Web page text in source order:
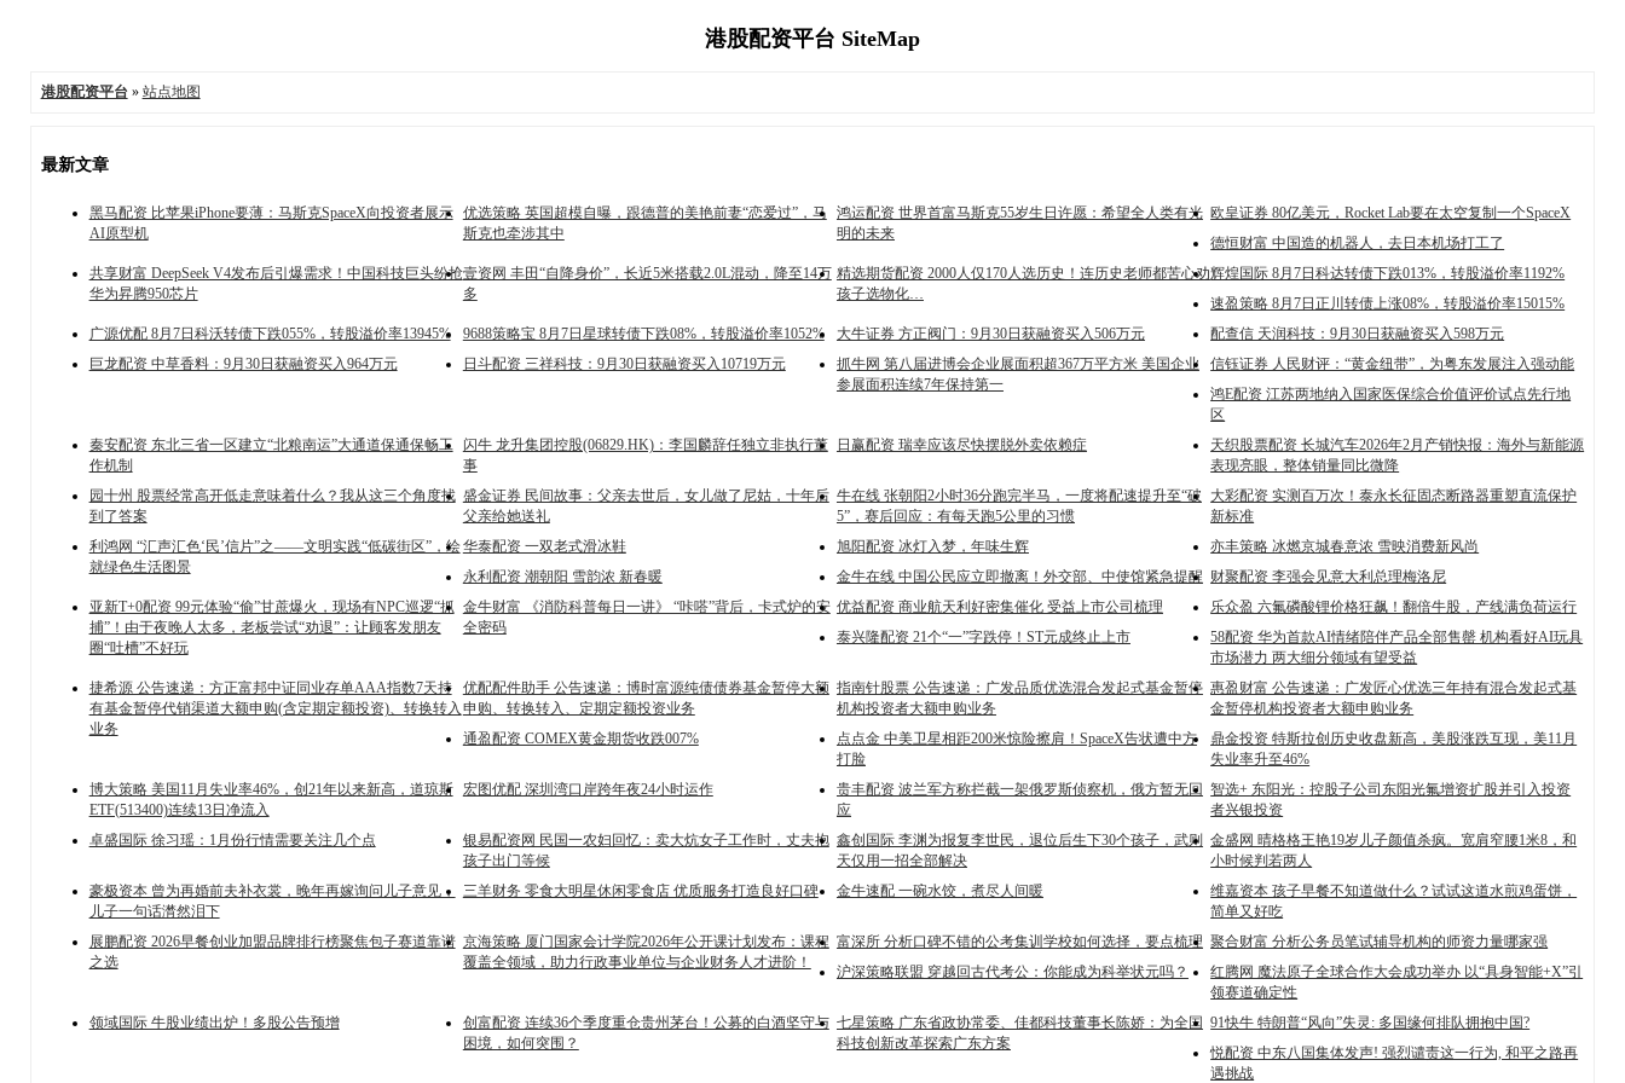
港股配资平台 SiteMap
港股配资平台» 站点地图
最新文章
黑马配资 比苹果iPhone要薄：马斯克SpaceX向投资者展示
AI原型机
优选策略 英国超模自曝，跟德普的美艳前妻“恋爱过”，马
斯克也牵涉其中
鸿运配资 世界首富马斯克55岁生日许愿：希望全人类有光
明的未来
欧皇证券 80亿美元，Rocket Lab要在太空复制一个SpaceX
德恒财富 中国造的机器人，去日本机场打工了
共享财富 DeepSeek V4发布后引爆需求！中国科技巨头纷抢
华为昇腾950芯片
壹资网 丰田“自降身价”，长近5米搭载2.0L混动，降至14万
多
精选期货配资 2000人仅170人选历史！连历史老师都苦心劝
孩子选物化…
辉煌国际 8月7日科达转债下跌013%，转股溢价率1192%
速盈策略 8月7日正川转债上涨08%，转股溢价率15015%
广源优配 8月7日科沃转债下跌055%，转股溢价率13945%
9688策略宝 8月7日星球转债下跌08%，转股溢价率1052% 大牛证券 方正阀门：9月30日获融资买入506万元
配查信 天润科技：9月30日获融资买入598万元
巨龙配资 中草香料：9月30日获融资买入964万元
日斗配资 三祥科技：9月30日获融资买入10719万元
抓牛网 第八届进博会企业展面积超367万平方米 美国企业
参展面积连续7年保持第一
信钰证券 人民财评：“黄金纽带”，为粤东发展注入强动能
鸿E配资 江苏两地纳入国家医保综合价值评价试点先行地
区
秦安配资 东北三省一区建立“北粮南运”大通道保通保畅工
作机制
闪牛 龙升集团控股(06829.HK)：李国麟辞任独立非执行董
事
日赢配资 瑞幸应该尽快摆脱外卖依赖症
天织股票配资 长城汽车2026年2月产销快报：海外与新能源
表现亮眼，整体销量同比微降
园十州 股票经常高开低走意味着什么？我从这三个角度找
到了答案
盛金证券 民间故事：父亲去世后，女儿做了尼姑，十年后
父亲给她送礼
牛在线 张朝阳2小时36分跑完半马，一度将配速提升至“破
5”，赛后回应：有每天跑5公里的习惯
大彩配资 实测百万次！泰永长征固态断路器重塑直流保护
新标准
利鸿网 “汇声汇色‘民’信片”之——文明实践“低碳街区”，绘
就绿色生活图景
华泰配资 一双老式滑冰鞋 旭阳配资 ‌冰灯入梦，年味生辉‌
亦丰策略 冰燃京城春意浓 雪映消费新风尚
永利配资 潮朝阳 雪韵浓 新春暖
金牛在线 中国公民应立即撤离！外交部、中使馆紧急提醒 财聚配资 李强会见意大利总理梅洛尼
亚新T+0配资 99元体验“偷”甘蔗爆火，现场有NPC巡逻“抓
捕”！由于夜晚人太多，老板尝试“劝退”：让顾客发朋友
圈“吐槽”不好玩
金牛财富 《消防科普每日一讲》 “咔嗒”背后，卡式炉的安
全密码
优益配资 商业航天利好密集催化 受益上市公司梳理
乐众盈 六氟磷酸锂价格狂飙！翻倍牛股，产线满负荷运行
泰兴隆配资 21个“一”字跌停！ST元成终止上市
58配资 华为首款AI情绪陪伴产品全部售罄 机构看好AI玩具
市场潜力 两大细分领域有望受益
捷希源 公告速递：方正富邦中证同业存单AAA指数7天持
有基金暂停代销渠道大额申购(含定期定额投资)、转换转入
业务
优配配件助手 公告速递：博时富源纯债债券基金暂停大额
申购、转换转入、定期定额投资业务
指南针股票 公告速递：广发品质优选混合发起式基金暂停
机构投资者大额申购业务
惠盈财富 公告速递：广发匠心优选三年持有混合发起式基
金暂停机构投资者大额申购业务
通盈配资 COMEX黄金期货收跌007%
点点金 中美卫星相距200米惊险擦肩！SpaceX告状遭中方
打脸
鼎金投资 特斯拉创历史收盘新高，美股涨跌互现，美11月
失业率升至46%
博大策略 美国11月失业率46%，创21年以来新高，道琼斯
ETF(513400)连续13日净流入
宏图优配 深圳湾口岸跨年夜24小时运作
贵丰配资 波兰军方称拦截一架俄罗斯侦察机，俄方暂无回
应
智选+ 东阳光：控股子公司东阳光氟增资扩股并引入投资
者兴银投资
卓盛国际 徐习瑶：1月份行情需要关注几个点
银易配资网 民国一农妇回忆：卖大炕女子工作时，丈夫抱
孩子出门等候
鑫创国际 李渊为报复李世民，退位后生下30个孩子，武则
天仅用一招全部解决
金盛网 晴格格王艳19岁儿子颜值杀疯。宽肩窄腰1米8，和
小时候判若两人
豪极资本 曾为再婚前夫补衣裳，晚年再嫁询问儿子意见，
儿子一句话潸然泪下
三羊财务 零食大明星休闲零食店 优质服务打造良好口碑 金牛速配 一碗水饺，煮尽人间暖
维嘉资本 孩子早餐不知道做什么？试试这道水煎鸡蛋饼，
简单又好吃
展鹏配资 2026早餐创业加盟品牌排行榜聚焦包子赛道靠谱
之选
京海策略 厦门国家会计学院2026年公开课计划发布：课程
覆盖全领域，助力行政事业单位与企业财务人才进阶！
富深所 分析口碑不错的公考集训学校如何选择，要点梳理 聚合财富 分析公务员笔试辅导机构的师资力量哪家强
沪深策略联盟 穿越回古代考公：你能成为科举状元吗？
红腾网 魔法原子全球合作大会成功举办 以“具身智能+X”引
领赛道确定性
领域国际 牛股业绩出炉！多股公告预增
创富配资 连续36个季度重仓贵州茅台！公募的白酒坚守与
困境，如何突围？
七星策略 广东省政协常委、佳都科技董事长陈娇：为全国
科技创新改革探索广东方案
91快牛 特朗普“风向”失灵: 多国缘何排队拥抱中国?
悦配资 中东八国集体发声! 强烈谴责这一行为, 和平之路再
遇挑战